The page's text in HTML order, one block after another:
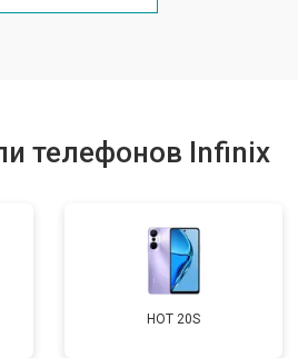
от 3200 ₽
телефонов Infinix
HOT 20S